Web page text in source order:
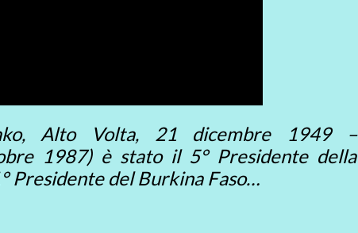
Alto Volta, 21 dicembre 1949 –
1987) è stato il 5° Presidente della
Presidente del Burkina Faso…